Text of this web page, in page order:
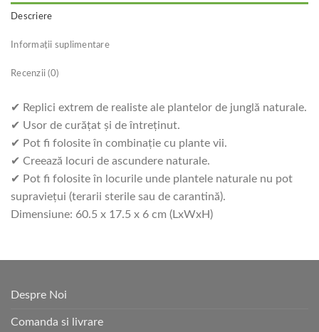
Descriere
Informații suplimentare
Recenzii (0)
✔ Replici extrem de realiste ale plantelor de junglă naturale.
✔ Usor de curăţat şi de întreţinut.
✔ Pot fi folosite în combinaţie cu plante vii.
✔ Creează locuri de ascundere naturale.
✔ Pot fi folosite în locurile unde plantele naturale nu pot
supravieţui (terarii sterile sau de carantină).
Dimensiune: 60.5 x 17.5 x 6 cm (LxWxH)
Despre Noi
Comanda si livrare